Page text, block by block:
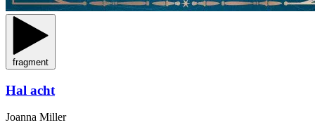
fragment
Hal acht
Joanna Miller